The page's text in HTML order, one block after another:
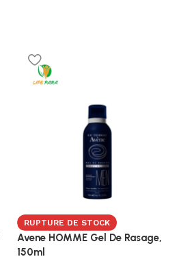
RUPTURE DE STOCK
Avene HOMME Gel De Rasage,
150ml